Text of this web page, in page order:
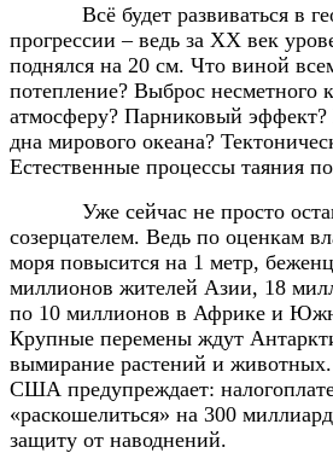
Всё будет развиваться в
прогрессии – ведь за ХХ век
поднялся на 20 см. Что виной
потепление? Выброс несметного
атмосферу? Парниковый эффект?
дна мирового океана?
Естественные процессы таяния
Уже сейчас не просто
созерцателем. Ведь по оценкам
моря повысится на 1 метр,
миллионов жителей Азии, 18
по 10 миллионов в Африке и
Крупные перемены ждут
вымирание растений и
США предупреждает:
«раскошелиться» на 300
защиту от наводнений.